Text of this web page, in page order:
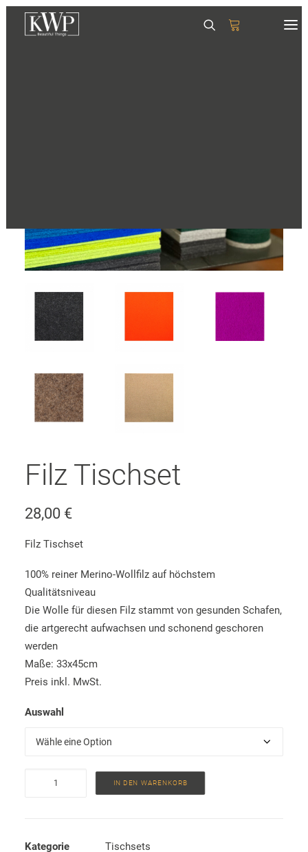
Filz Tischset
28,00 €
Filz Tischset
100% reiner Merino-Wollfilz auf höchstem
Qualitätsniveau
Die Wolle für diesen Filz stammt von gesunden Schafen,
die artgerecht aufwachsen und schonend geschoren
werden
Maße: 33x45cm
Preis inkl. MwSt.
Auswahl
IN DEN WARENKORB
Kategorie Tischsets